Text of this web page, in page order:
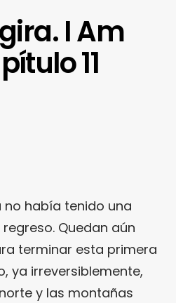
I Am
11
había tenido una
Quedan aún
terminar esta primera
ya irreversiblemente,
y las montañas